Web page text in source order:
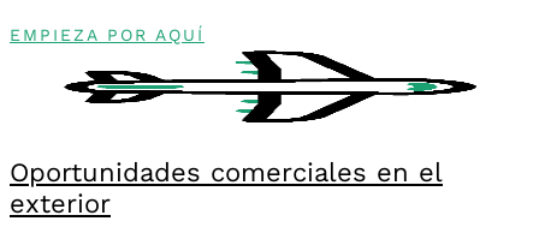
EMPIEZA POR AQUÍ
Oportunidades comerciales en el
exterior